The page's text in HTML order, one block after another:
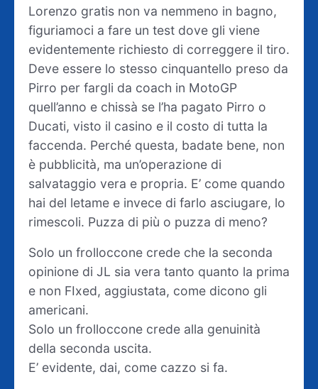
Lorenzo gratis non va nemmeno in bagno,
figuriamoci a fare un test dove gli viene
evidentemente richiesto di correggere il tiro.
Deve essere lo stesso cinquantello preso da
Pirro per fargli da coach in MotoGP
quell’anno e chissà se l’ha pagato Pirro o
Ducati, visto il casino e il costo di tutta la
faccenda. Perché questa, badate bene, non
è pubblicità, ma un’operazione di
salvataggio vera e propria. E’ come quando
hai del letame e invece di farlo asciugare, lo
rimescoli. Puzza di più o puzza di meno?
Solo un frolloccone crede che la seconda
opinione di JL sia vera tanto quanto la prima
e non FIxed, aggiustata, come dicono gli
americani.
Solo un frolloccone crede alla genuinità
della seconda uscita.
E’ evidente, dai, come cazzo si fa.